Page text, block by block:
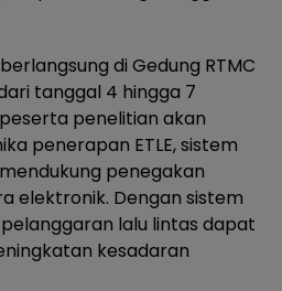
di Gedung RTMC
tanggal 4 hingga 7
penelitian akan
penerapan ETLE, sistem
penegakan
elektronik. Dengan sistem
lalu lintas dapat
kesadaran